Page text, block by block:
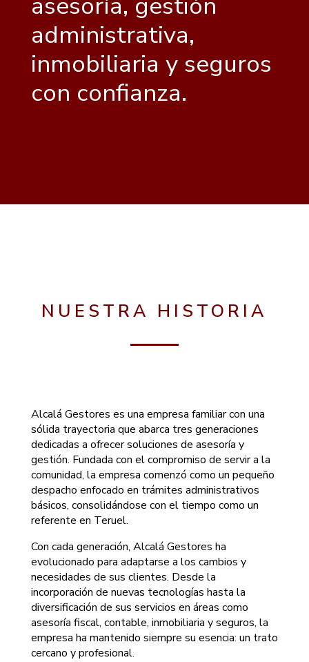
administrativa,
inmobiliaria y seguros
con confianza.
NUESTRA HISTORIA
Alcalá Gestores es una empresa familiar con una
sólida trayectoria que abarca tres generaciones
dedicadas a ofrecer soluciones de asesoría y
gestión. Fundada con el compromiso de servir a la
comunidad, la empresa comenzó como un pequeño
despacho enfocado en trámites administrativos
básicos, consolidándose con el tiempo como un
referente en Teruel.
Con cada generación, Alcalá Gestores ha
evolucionado para adaptarse a los cambios y
necesidades de sus clientes. Desde la
incorporación de nuevas tecnologías hasta la
diversificación de sus servicios en áreas como
asesoría fiscal, contable, inmobiliaria y seguros, la
empresa ha mantenido siempre su esencia: un trato
cercano y profesional.